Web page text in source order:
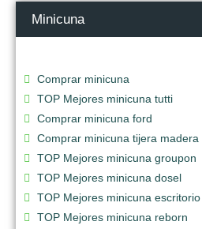
Minicuna
Comprar minicuna
TOP Mejores minicuna tutti
Comprar minicuna ford
Comprar minicuna tijera madera
TOP Mejores minicuna groupon
TOP Mejores minicuna dosel
TOP Mejores minicuna escritorio
TOP Mejores minicuna reborn